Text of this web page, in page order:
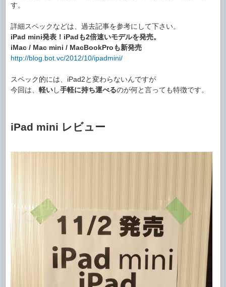
す。
詳細スペックなどは、過去記事を参考にして下さい。
iPad mini発表！iPadも2倍速いモデルを発売。
iMac / Mac mini / MacBookProも新発売
http://blog.bot.vc/2012/10/ipadmini/
スペック的には、iPad2と変わらないんですが
今回は、 軽いし手軽に持ち運べるのが何と言っても特徴です。
iPad mini レビュー